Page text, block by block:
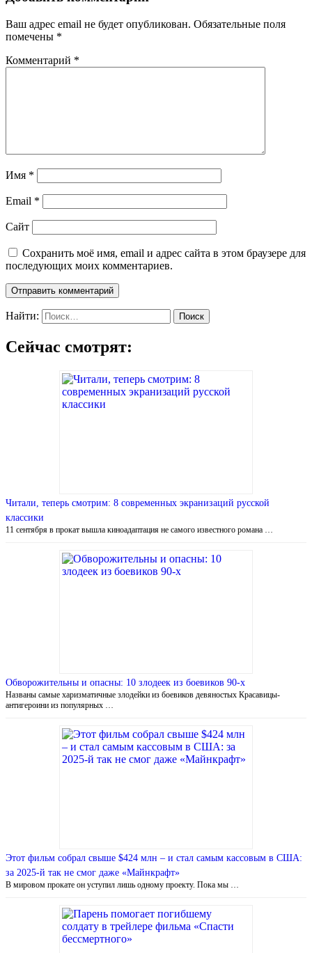
Ваш адрес email не будет опубликован. Обязательные поля
помечены *
Комментарий *
Имя *
Email *
Сайт
Сохранить моё имя, email и адрес сайта в этом браузере для
последующих моих комментариев.
Найти:
Сейчас смотрят:
Читали, теперь смотрим: 8 современных экранизаций русской
классики
11 сентября в прокат вышла киноадаптация не самого известного романа …
Обворожительны и опасны: 10 злодеек из боевиков 90-х
Названы самые харизматичные злодейки из боевиков девяностых Красавицы-
антигероини из популярных …
Этот фильм собрал свыше $424 млн – и стал самым кассовым в США:
за 2025-й так не смог даже «Майнкрафт»
В мировом прокате он уступил лишь одному проекту. Пока мы …